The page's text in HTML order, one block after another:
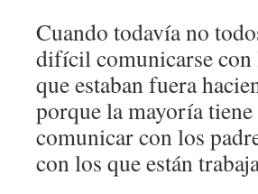
Cuando todavía no
difícil comunicarse con
que estaban fuera
porque la mayoría
comunicar con los
con los que están